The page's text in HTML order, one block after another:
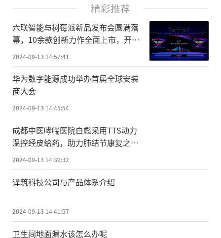
精彩推荐
六联智能与树莓派新品发布会圆满落
幕，10余款创新力作全面上市，开启
2024-09-13 14:57:41
华为数字能源成功举办首届全球安装
商大会
2024-09-13 14:45:54
成都中医哮喘医院白彪采用TTS动力
温控经皮给药，助力肺结节康复之
路！
2024-09-13 14:39:32
译筑科技公司与产品体系介绍
2024-09-13 14:41:57
卫生间地面漏水该怎么办呢